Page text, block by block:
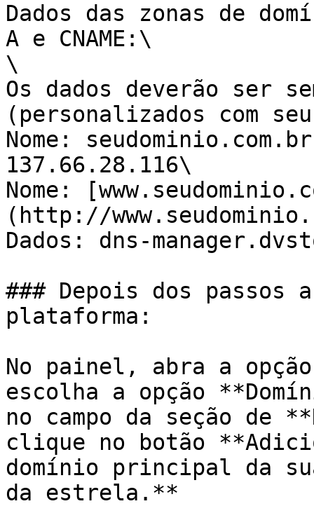
Dados das zonas de
A e CNAME:\
\
Os dados deverão ser
(personalizados com
Nome:
137.66.28.116\
Nome:
(http://
Dados: dns-
### Depois dos passos
plataforma:
No painel, abra a
escolha a opção
no campo da seção de
clique no botão
domínio principal da
da estrela.**